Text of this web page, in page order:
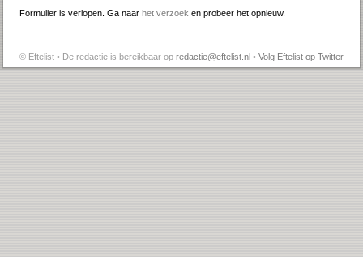
Formulier is verlopen. Ga naar het verzoek en probeer het opnieuw.
© Eftelist • De redactie is bereikbaar op redactie@eftelist.nl • Volg Eftelist op Twitter